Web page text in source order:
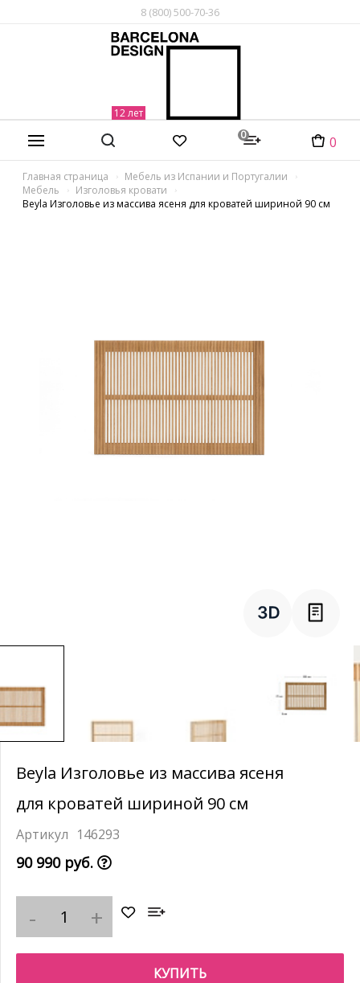
8 (800) 500-70-36
0 0
Главная страница
Мебель из Испании и Португалии
Мебель
Изголовья кровати
Beyla Изголовье из массива ясеня для кроватей шириной 90 см
Beyla Изголовье из массива ясеня
для кроватей шириной 90 см
146293
90 990 руб.
КУПИТЬ